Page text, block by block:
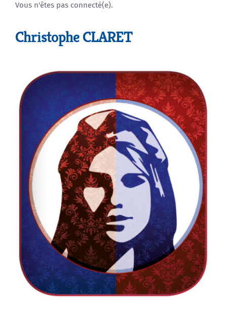
Agenda
Vous n'êtes pas connecté(e).
Christophe CLARET